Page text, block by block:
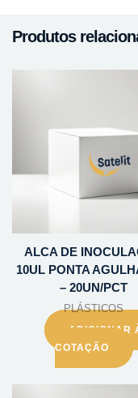
Produtos
ALCA DE
10UL PONTA
– 20UN/PCT
PLÁSTICOS
ADICIONAR
COTAÇÃO